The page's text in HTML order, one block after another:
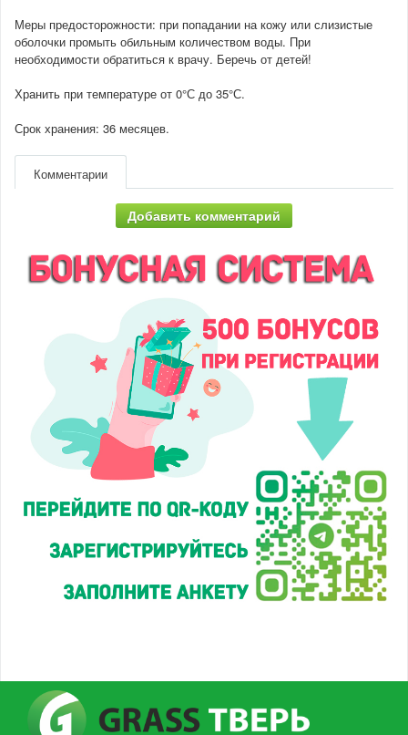
Меры предосторожности: при попадании на кожу или слизистые
оболочки промыть обильным количеством воды. При
необходимости обратиться к врачу. Беречь от детей!
Хранить при температуре от 0°С до 35°С.
Срок хранения: 36 месяцев.
Комментарии
Добавить комментарий